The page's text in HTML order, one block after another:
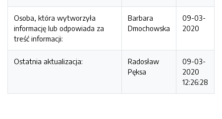
Osoba, która wytworzyła
informację lub odpowiada za
treść informacji:
Barbara
Dmochowska
09-03-
2020
Ostatnia aktualizacja:
Radosław
Pęksa
09-03-
2020
12:26:28